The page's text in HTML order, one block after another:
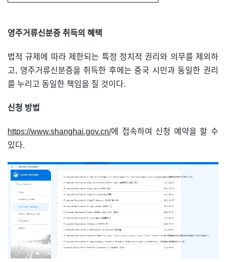
영주거류신분증 취득의 혜택
법적 규제에 따라 제한되는 특정 정치적 권리와 의무를 제외하
고, 영주거류신분증을 취득한 후에는 중국 시민과 동일한 권리
를 누리고 동일한 책임을 질 것이다.
신청 방법
https://www.shanghai.gov.cn/에 접속하여 신청 예약을 할 수
있다.